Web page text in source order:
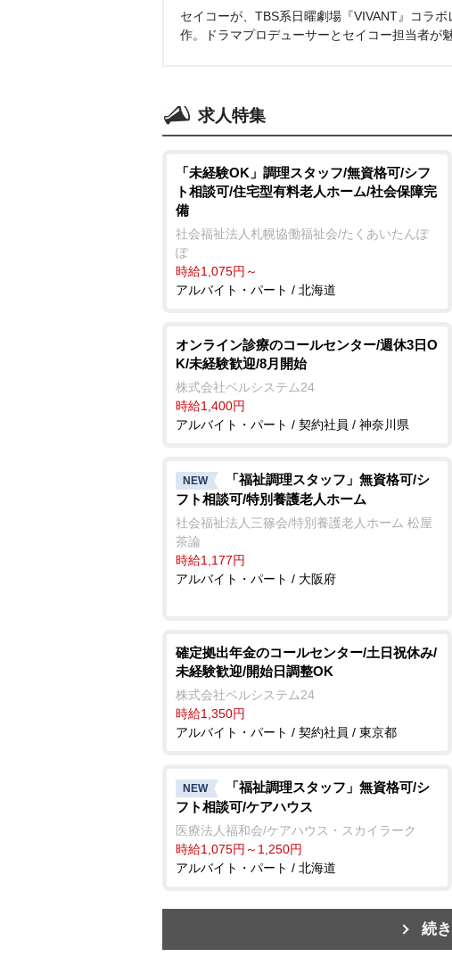
セイコーが、TBS系日曜劇場『VIVANT』コラ
作。ドラマプロデューサーとセイコー担当者が
求人特集
「未経験OK」調理スタッフ/無資格可/シフ
ト相談可/住宅型有料老人ホーム/社会保障完
備
社会福祉法人札幌協働福祉会/たくあいたんぽ
ぽ
時給1,075円～
アルバイト・パート / 北海道
オンライン診療のコールセンター/週休3日O
K/未経験歓迎/8月開始
株式会社ベルシステム24
時給1,400円
アルバイト・パート / 契約社員 / 神奈川県
NEW
「福祉調理スタッフ」無資格可/シ
フト相談可/特別養護老人ホーム
社会福祉法人三篠会/特別養護老人ホーム 松屋
茶論
時給1,177円
アルバイト・パート / 大阪府
確定拠出年金のコールセンター/土日祝休み/
未経験歓迎/開始日調整OK
株式会社ベルシステム24
時給1,350円
アルバイト・パート / 契約社員 / 東京都
NEW
「福祉調理スタッフ」無資格可/シ
フト相談可/ケアハウス
医療法人福和会/ケアハウス・スカイラーク
時給1,075円～1,250円
アルバイト・パート / 北海道
続